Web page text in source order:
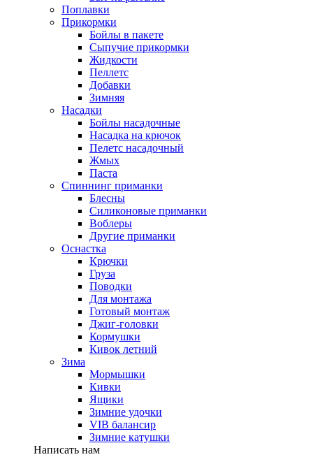
Поплавки
Прикормки
Бойлы в пакете
Сыпучие прикормки
Жидкости
Пеллетс
Добавки
Зимняя
Насадки
Бойлы насадочные
Насадка на крючок
Пелетс насадочный
Жмых
Паста
Спиннинг приманки
Блесны
Силиконовые приманки
Воблеры
Другие приманки
Оснастка
Крючки
Груза
Поводки
Для монтажа
Готовый монтаж
Джиг-головки
Кормушки
Кивок летний
Зима
Мормышки
Кивки
Ящики
Зимние удочки
VIB балансир
Зимние катушки
Написать нам